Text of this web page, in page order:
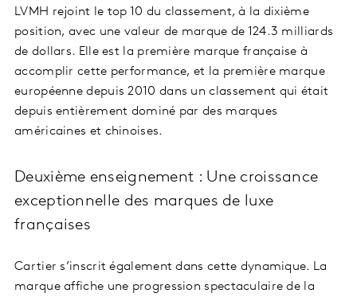
LVMH rejoint le top 10 du classement, à la dixième
position, avec une valeur de marque de 124.3 milliards
de dollars. Elle est la première marque française à
accomplir cette performance, et la première marque
européenne depuis 2010 dans un classement qui était
depuis entièrement dominé par des marques
américaines et chinoises.
Deuxième enseignement : Une croissance
exceptionnelle des marques de luxe
françaises
Cartier s’inscrit également dans cette dynamique. La
marque affiche une progression spectaculaire de la